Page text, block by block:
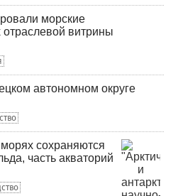
морские
отраслевой витрины
автономном округе
сохраняются
часть акваторий